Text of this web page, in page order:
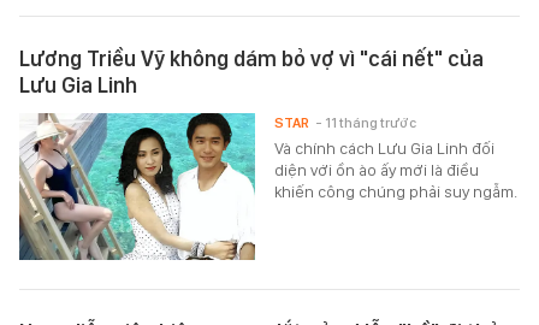
Lương Triều Vỹ không dám bỏ vợ vì "cái nết" của
Lưu Gia Linh
Và chính cách Lưu Gia Linh đối
diện với ồn ào ấy mới là điều
khiến công chúng phải suy ngẫm.
STAR - 11 tháng trước